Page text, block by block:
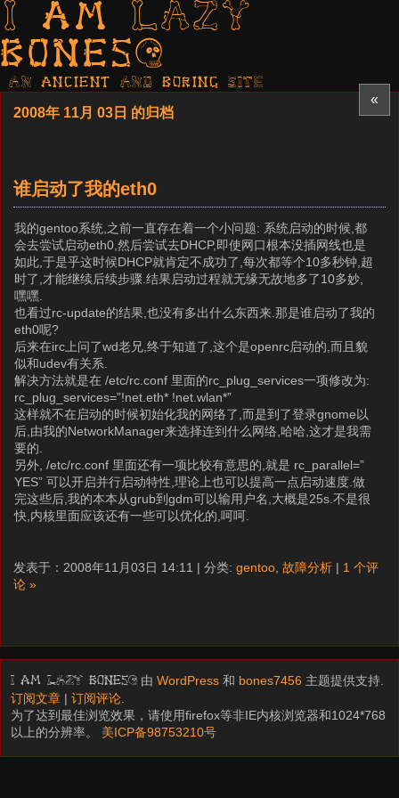
I am LAZY
bones?
AN ancient AND boring SITE
«
2008年 11月 03日 的归档
谁启动了我的eth0
我的gentoo系统,之前一直存在着一个小问题: 系统启动的时候,都
会去尝试启动eth0,然后尝试去DHCP,即使网口根本没插网线也是
如此,于是乎这时候DHCP就肯定不成功了,每次都等个10多秒钟,超
时了,才能继续后续步骤.结果启动过程就无缘无故地多了10多妙,
嘿嘿.
也看过rc-update的结果,也没有多出什么东西来.那是谁启动了我的
eth0呢?
后来在irc上问了wd老兄,终于知道了,这个是openrc启动的,而且貌
似和udev有关系.
解决方法就是在 /etc/rc.conf 里面的rc_plug_services一项修改为:
rc_plug_services=”!net.eth* !net.wlan*”
这样就不在启动的时候初始化我的网络了,而是到了登录gnome以
后,由我的NetworkManager来选择连到什么网络,哈哈,这才是我需
要的.
另外, /etc/rc.conf 里面还有一项比较有意思的,就是 rc_parallel=”
YES” 可以开启并行启动特性,理论上也可以提高一点启动速度.做
完这些后,我的本本从grub到gdm可以输用户名,大概是25s.不是很
快,内核里面应该还有一些可以优化的,呵呵.
发表于：2008年11月03日 14:11 | 分类: gentoo 故障分析 | 1 个评
论 »
I am LAZY bones? 由WordPress 和 bones7456 主题提供支持.
订阅文章 |订阅评论
为了达到最佳浏览效果，请使用firefox等非IE内核浏览器和1024*768
以上的分辨率。 美ICP备98753210号